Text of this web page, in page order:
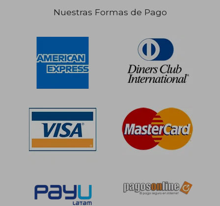
dcto. S/ 63,63 dcto.
Nuestras Formas de Pago